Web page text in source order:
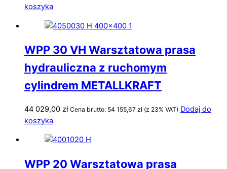
koszyka
WPP 30 VH Warsztatowa prasa
hydrauliczna z ruchomym
cylindrem METALLKRAFT
44 029,00 zł Cena brutto: 54 155,67 zł (z 23% VAT) Dodaj do
koszyka
WPP 20 Warsztatowa prasa